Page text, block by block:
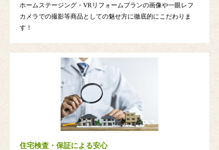
ホームステージング・VRリフォームプランの画像や一眼レフ
カメラでの撮影等商品としての魅せ方に徹底的にこだわりま
す！
住宅検査・保証による安心